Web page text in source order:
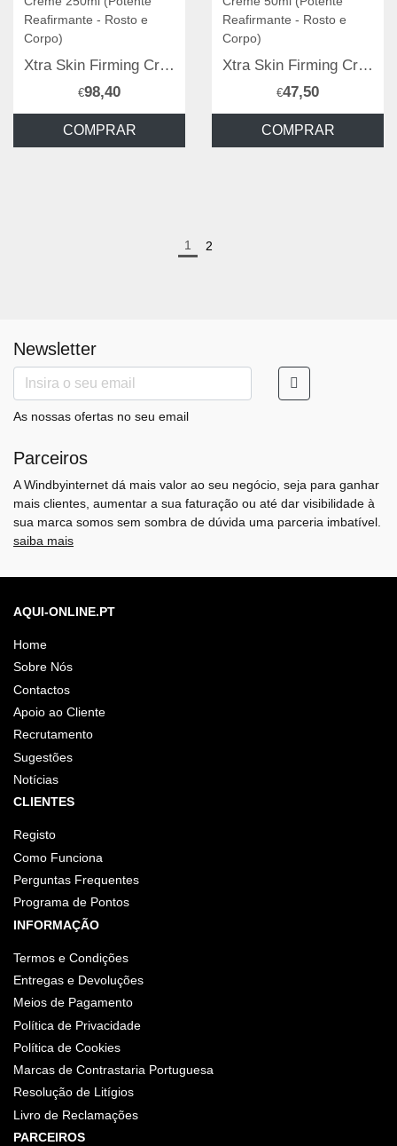
Xtra Skin Firming Creme 250ml (Potente Reafirmante - Rosto e Corpo)
€98,40
COMPRAR
Xtra Skin Firming Creme 50ml (Potente Reafirmante - Rosto e Corpo)
€47,50
COMPRAR
1 2
Newsletter
As nossas ofertas no seu email
Parceiros
A Windbyinternet dá mais valor ao seu negócio, seja para ganhar
mais clientes, aumentar a sua faturação ou até dar visibilidade à
sua marca somos sem sombra de dúvida uma parceria imbatível.
saiba mais
AQUI-ONLINE.PT
Home
Sobre Nós
Contactos
Apoio ao Cliente
Recrutamento
Sugestões
Notícias
CLIENTES
Registo
Como Funciona
Perguntas Frequentes
Programa de Pontos
INFORMAÇÃO
Termos e Condições
Entregas e Devoluções
Meios de Pagamento
Política de Privacidade
Política de Cookies
Marcas de Contrastaria Portuguesa
Resolução de Litígios
Livro de Reclamações
PARCEIROS